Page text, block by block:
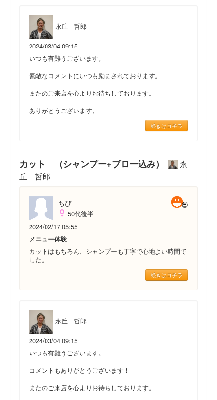
永丘 哲郎
2024/03/04 09:15
いつも有難うございます。
素敵なコメントにいつも励まされております。
またのご来店を心よりお待ちしております。
ありがとうございます。
続きはコチラ
カット （シャンプー+ブロー込み）
永
丘 哲郎
ちび
50代後半
2024/02/17 05:55
メニュー体験
カットはもちろん、シャンプーも丁寧で心地よい時間で
した。
続きはコチラ
永丘 哲郎
2024/03/04 09:15
いつも有難うございます。
コメントもありがとうございます！
またのご来店を心よりお待ちしております。